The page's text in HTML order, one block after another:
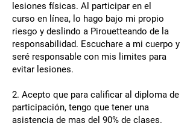
lesiones físicas. Al participar en el
curso en línea, lo hago bajo mi propio
riesgo y deslindo a Pirouetteando de la
responsabilidad. Escuchare a mi cuerpo y
seré responsable con mis limites para
evitar lesiones.
2. Acepto que para calificar al diploma de
participación, tengo que tener una
asistencia de mas del 90% de clases.